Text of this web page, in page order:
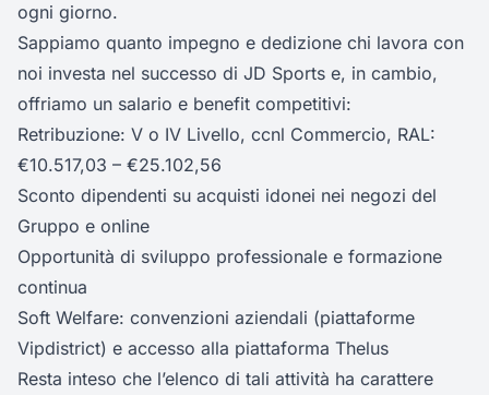
ogni giorno.
Sappiamo quanto impegno e dedizione chi lavora con
noi investa nel successo di JD Sports e, in cambio,
offriamo un salario e benefit competitivi:
Retribuzione: V o IV Livello, ccnl Commercio, RAL:
€10.517,03 – €25.102,56
Sconto dipendenti su acquisti idonei nei negozi del
Gruppo e online
Opportunità di sviluppo professionale e formazione
continua
Soft Welfare: convenzioni aziendali (piattaforme
Vipdistrict) e accesso alla piattaforma Thelus
Resta inteso che l’elenco di tali attività ha carattere